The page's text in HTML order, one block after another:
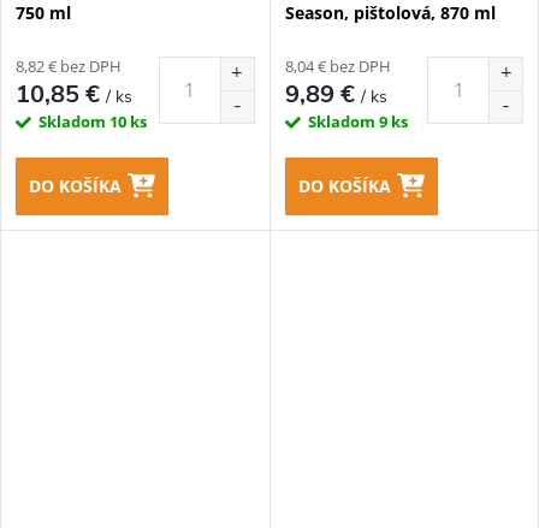
750 ml
8,82 € bez DPH
10,85 €/ ks
Skladom 10 ks
DO KOŠÍKA
Season, pištolová, 870 ml
8,04 € bez DPH
9,89 €/ ks
Skladom 9 ks
DO KOŠÍKA